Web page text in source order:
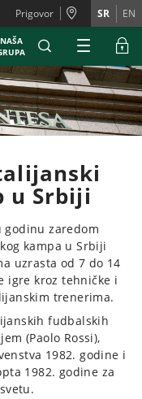
Prigovor SR EN
NAŠA
u Srbiji
godinu zaredom
kampa u Srbiji
uzrasta od 7 do 14
igre kroz tehničke i
trenerima.
fudbalskih
(Paolo Rossi),
1982. godine i
1982. godine za